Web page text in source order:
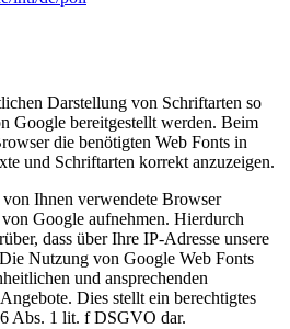
Darstellung von Schriftarten so
Google bereitgestellt werden. Beim
die benötigten Web Fonts in
und Schriftarten korrekt anzuzeigen.
Ihnen verwendete Browser
Google aufnehmen. Hierdurch
dass über Ihre IP-Adresse unsere
Nutzung von Google Web Fonts
und ansprechenden
Dies stellt ein berechtigtes
Abs. 1 lit. f DSGVO dar.